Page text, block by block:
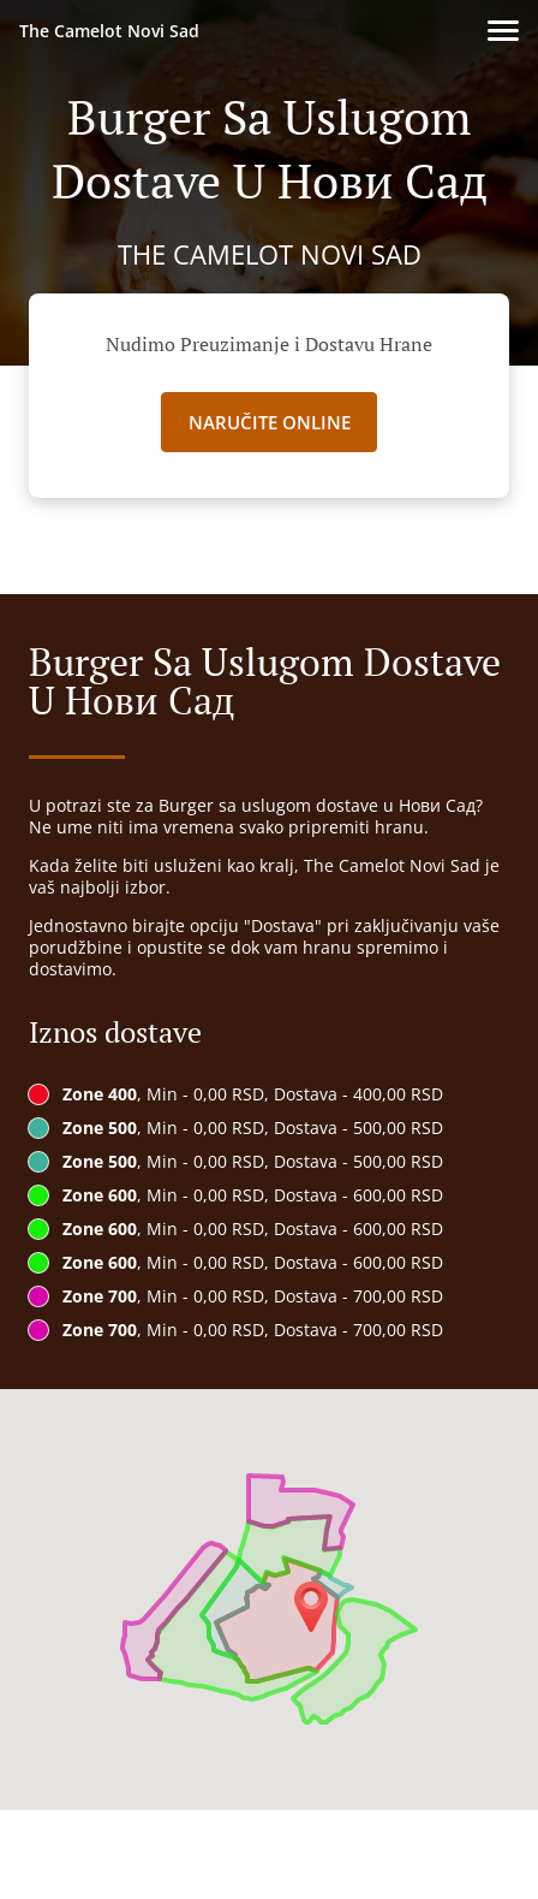
The Camelot Novi Sad
Burger Sa Uslugom
Dostave U Нови Сад
THE CAMELOT NOVI SAD
Nudimo Preuzimanje i Dostavu Hrane
NARUČITE ONLINE
Burger Sa Uslugom Dostave
U Нови Сад
U potrazi ste za Burger sa uslugom dostave u Нови Сад?
Ne ume niti ima vremena svako pripremiti hranu.
Kada želite biti usluženi kao kralj, The Camelot Novi Sad je
vaš najbolji izbor.
Jednostavno birajte opciju "Dostava" pri zaključivanju vaše
porudžbine i opustite se dok vam hranu spremimo i
dostavimo.
Iznos dostave
Zone 400, Min - 0,00 RSD, Dostava - 400,00 RSD
Zone 500, Min - 0,00 RSD, Dostava - 500,00 RSD
Zone 500, Min - 0,00 RSD, Dostava - 500,00 RSD
Zone 600, Min - 0,00 RSD, Dostava - 600,00 RSD
Zone 600, Min - 0,00 RSD, Dostava - 600,00 RSD
Zone 600, Min - 0,00 RSD, Dostava - 600,00 RSD
Zone 700, Min - 0,00 RSD, Dostava - 700,00 RSD
Zone 700, Min - 0,00 RSD, Dostava - 700,00 RSD